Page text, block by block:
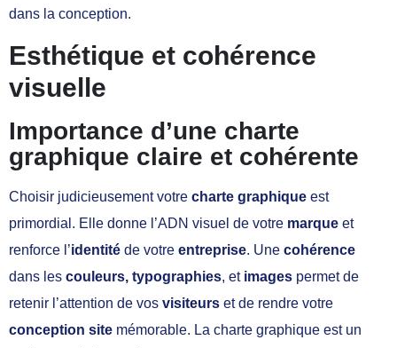
dans la conception.
Esthétique et cohérence
visuelle
Importance d’une charte
graphique claire et cohérente
Choisir judicieusement votre charte graphique est
primordial. Elle donne l’ADN visuel de votre marque et
renforce l’identité de votre entreprise. Une cohérence
dans les couleurs, typographies, et images permet de
retenir l’attention de vos visiteurs et de rendre votre
conception site mémorable. La charte graphique est un